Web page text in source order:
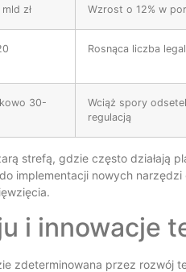
zł Wzrost o 12% w
Rosnąca liczba
30-
Wciąż spory
regulacją
strefą, gdzie często działają
implementacji nowych
i innowacje
zdeterminowana przez rozwój